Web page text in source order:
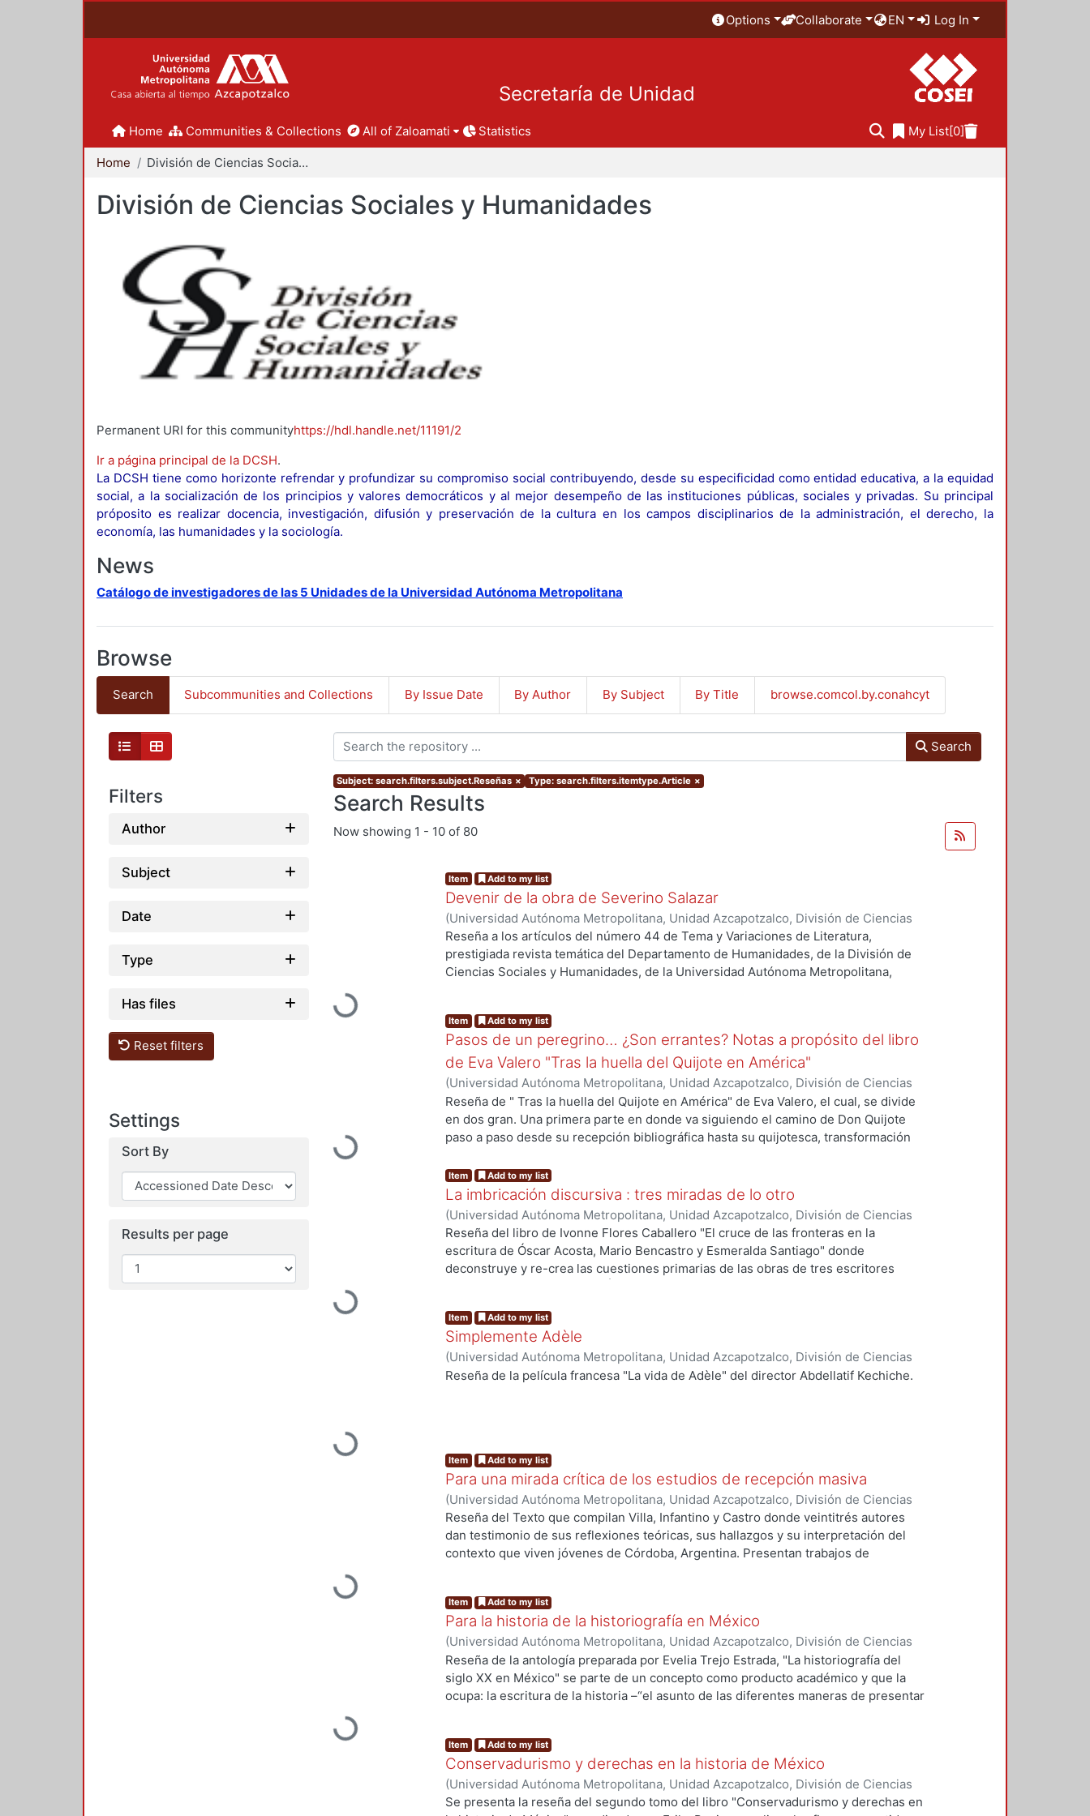
Options Collaborate EN Log In
Secretaría de Unidad
Home Communities & Collections All of Zaloamati Statistics My List[0]
Home División de Ciencias Sociales y Humanidades
División de Ciencias Sociales y Humanidades
Permanent URI for this communityhttps://hdl.handle.net/11191/2
Ir a página principal de la DCSH.
La DCSH tiene como horizonte refrendar y profundizar su compromiso social contribuyendo, desde su especificidad como entidad educativa, a la equidad
social, a la socialización de los principios y valores democráticos y al mejor desempeño de las instituciones públicas, sociales y privadas. Su principal
próposito es realizar docencia, investigación, difusión y preservación de la cultura en los campos disciplinarios de la administración, el derecho, la
economía, las humanidades y la sociología.
News
Catálogo de investigadores de las 5 Unidades de la Universidad Autónoma Metropolitana
Browse
Search Subcommunities and Collections By Issue Date By Author By Subject By Title browse.comcol.by.conahcyt
Filters
Author
Subject
Date
Type
Has files
Reset filters
Settings
Sort By
Results per page
Search
Subject: search.filters.subject.Reseñas × Type: search.filters.itemtype.Article ×
Search Results
Now showing 1 - 10 of 80
Loading...
Item Add to my list
Devenir de la obra de Severino Salazar
(Universidad Autónoma Metropolitana, Unidad Azcapotzalco, División de Ciencias
Sociales y Humanidades,2016-12)Bustamante Bermúdez, Gerardo
Reseña a los artículos del número 44 de Tema y Variaciones de Literatura,
prestigiada revista temática del Departamento de Humanidades, de la División de
Ciencias Sociales y Humanidades, de la Universidad Autónoma Metropolitana,
Loading...
Item Add to my list
Pasos de un peregrino… ¿Son errantes? Notas a propósito del libro
de Eva Valero "Tras la huella del Quijote en América"
(Universidad Autónoma Metropolitana, Unidad Azcapotzalco, División de Ciencias
Sociales y Humanidades,2015-12)Ortiz Bullé Goyri, Alejandro
Reseña de " Tras la huella del Quijote en América" de Eva Valero, el cual, se divide
en dos gran. Una primera parte en donde va siguiendo el camino de Don Quijote
paso a paso desde su recepción bibliográfica hasta su quijotesca, transformación
temático de fiestas y mascaradas, particularmente en los virreinatos del Perú y de
la Nueva España. La segunda parte nos ofrece la transcripción y edición de los
textos en que se reseñó en ambos virreinatos la presencia escénica de El
Ingenioso Hidalgo Don Quijote de la Mancha. Textos hermosos tanto por su valor
histórico y testimonial en relación con la vida literaria de los personajes de la
novela de Cervantes, como por el hecho de que estos mismos cobraron vida
escénica por las calles y plazas de América como ni el mismo Miguel de Cervantes
Loading...
Item Add to my list
La imbricación discursiva : tres miradas de lo otro
(Universidad Autónoma Metropolitana, Unidad Azcapotzalco, División de Ciencias
Sociales y Humanidades,2015-06 )Hernández, Silvestre Manuel
Reseña del libro de Ivonne Flores Caballero "El cruce de las fronteras en la
escritura de Óscar Acosta, Mario Bencastro y Esmeralda Santiago" donde
deconstruye y re-crea las cuestiones primarias de las obras de tres escritores
Santiago, Cuando era puertorriqueña y Casi una mujer. La estructura del trabajo se
apega a tres conceptos nodales: la cultura, la ideología y la revalidación que ocupa
el sujeto en el mundo, en tanto subalterno: el otro y el desplazado.
Loading...
Item Add to my list
Simplemente Adèle
(Universidad Autónoma Metropolitana, Unidad Azcapotzalco, División de Ciencias
Sociales y Humanidades,2015-06)Marquet Montiel, Antonio
Reseña de la película francesa "La vida de Adèle" del director Abdellatif Kechiche.
Loading...
Item Add to my list
Para una mirada crítica de los estudios de recepción masiva
(Universidad Autónoma Metropolitana, Unidad Azcapotzalco, División de Ciencias
Sociales y Humanidades,2015-06)Ramírez Grajeda, Beatriz
Reseña del Texto que compilan Villa, Infantino y Castro donde veintitrés autores
dan testimonio de sus reflexiones teóricas, sus hallazgos y su interpretación del
contexto que viven jóvenes de Córdoba, Argentina. Presentan trabajos de
modos de ser y estar en el mundo, reconociendo que no hay pasividad en el
intercambio con los medios. Aluden a las representaciones del joven construidas
desde tres instancias comunicativas: el periódico, la televisión y las tecnologías de
información, realizando un recorrido congruente y justificado donde reconocen su
implicación en el campo, las perspectivas teóricas que los acompañan y la
discusión sobre la condición juvenil la cual, paradójicamente, se ha construido
se establece como la edad ideal que atesora la juventud, la belleza, la energía. Se
alientan así modos de consumo,
mercantilización del cuerpo, de afectos y de vínculos.
Loading...
Item Add to my list
Para la historia de la historiografía en México
(Universidad Autónoma Metropolitana, Unidad Azcapotzalco, División de Ciencias
Sociales y Humanidades,2014-12 )Cortés Hernández, Valeria S.
Reseña de la antología preparada por Evelia Trejo Estrada, "La historiografía del
siglo XX en México" se parte de un concepto como producto académico y que la
ocupa: la escritura de la historia –“el asunto de las diferentes maneras de presentar
Perspectivas teóricas y reflexiones. Cada uno con tiene escritos realizados por
importantes autoridades de la materia
Item Add to my list
Conservadurismo y derechas en la historia de México
(Universidad Autónoma Metropolitana, Unidad Azcapotzalco, División de Ciencias
Sociales y Humanidades, 2014-12) Allen Chávez, Daniel
Se presenta la reseña del segundo tomo del libro "Conservadurismo y derechas en